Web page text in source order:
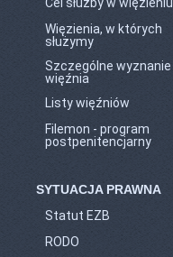
Więzienia, w których
służymy
Szczególne wyznanie
więźnia
Listy więźniów
Filemon - program
postpenitencjarny
SYTUACJA PRAWNA
Statut EZB
RODO